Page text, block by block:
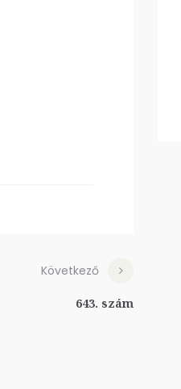
Következő
643. szám